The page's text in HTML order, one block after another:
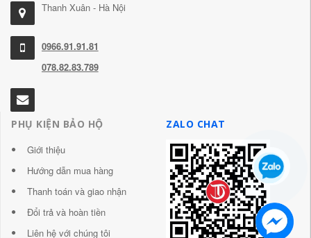
Thanh Xuân - Hà Nội
0966.91.91.81
078.82.83.789
PHỤ KIỆN BẢO HỘ
Giới thiệu
Hướng dẫn mua hàng
Thanh toán và giao nhận
Đổi trả và hoàn tiền
Liên hệ với chúng tôi
ZALO CHAT